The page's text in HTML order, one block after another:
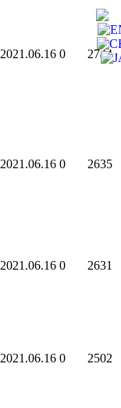
2021.06.16 0 2744
2021.06.16 0 2635
2021.06.16 0 2631
2021.06.16 0 2502